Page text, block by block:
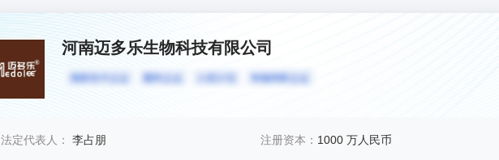
河南迈多乐生物科技有限公司
法定代表人： 李占朋 注册资本： 1000 万人民币